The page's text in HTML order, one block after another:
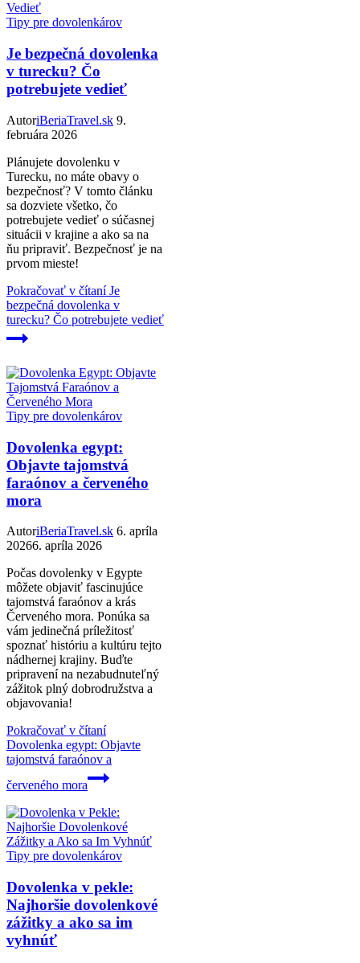
Tipy pre dovolenkárov
Je bezpečná dovolenka
v turecku? Čo
potrebujete vedieť
AutoriBeriaTravel.sk 9.
februára 2026
Plánujete dovolenku v
Turecku, no máte obavy o
bezpečnosť? V tomto článku
sa dozviete všetko, čo
potrebujete vedieť o súčasnej
situácii v krajine a ako sa na
ňu pripraviť. Bezpečnosť je na
prvom mieste!
Pokračovať v čítaníJe
bezpečná dovolenka v
turecku? Čo potrebujete vedieť
Tipy pre dovolenkárov
Dovolenka egypt:
Objavte tajomstvá
faraónov a červeného
mora
AutoriBeriaTravel.sk 6. apríla
20266. apríla 2026
Počas dovolenky v Egypte
môžete objaviť fascinujúce
tajomstvá faraónov a krás
Červeného mora. Ponúka sa
vám jedinečná príležitosť
spoznať históriu a kultúru tejto
nádhernej krajiny. Buďte
pripravení na nezabudnuteľný
zážitok plný dobrodružstva a
objavovania!
Pokračovať v čítaní
Dovolenka egypt: Objavte
tajomstvá faraónov a
červeného mora
Tipy pre dovolenkárov
Dovolenka v pekle:
Najhoršie dovolenkové
zážitky a ako sa im
vyhnúť